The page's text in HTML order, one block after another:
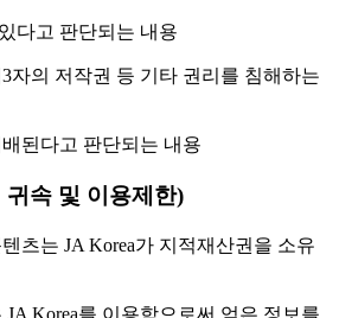
다고 판단되는 내용
자의 저작권 등 기타 권리를 침해하는
된다고 판단되는 내용
속 및 이용제한)
츠는 JA Korea가 지적재산권을 소유
Korea를 이용함으로써 얻은 정보를